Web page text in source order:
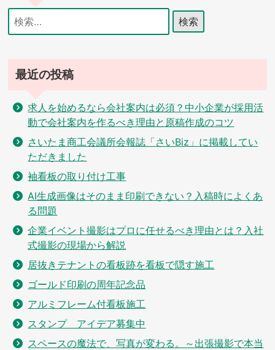
シ
ョ
検
索:
最近の投稿
求人を始めるなら会社案内は必須？中小企業が採用活
動で会社案内を作るべき理由と原稿作成のコツ
さいたま商工会議所会報誌「さいBiz」に掲載してい
ただきました
袖看板の取り付け工事
AI生成画像はそのまま印刷できない？入稿時によくあ
る問題
企業イベント撮影はプロに任せるべき理由とは？入社
式撮影の現場から解説
居抜きテナントの看板跡を看板で隠す施工
ゴールド印刷の周年記念品
アルミフレーム付看板施工
スタンプ アイデア募集中
スペースの魔法で、写真が変わる。～出張撮影で本当